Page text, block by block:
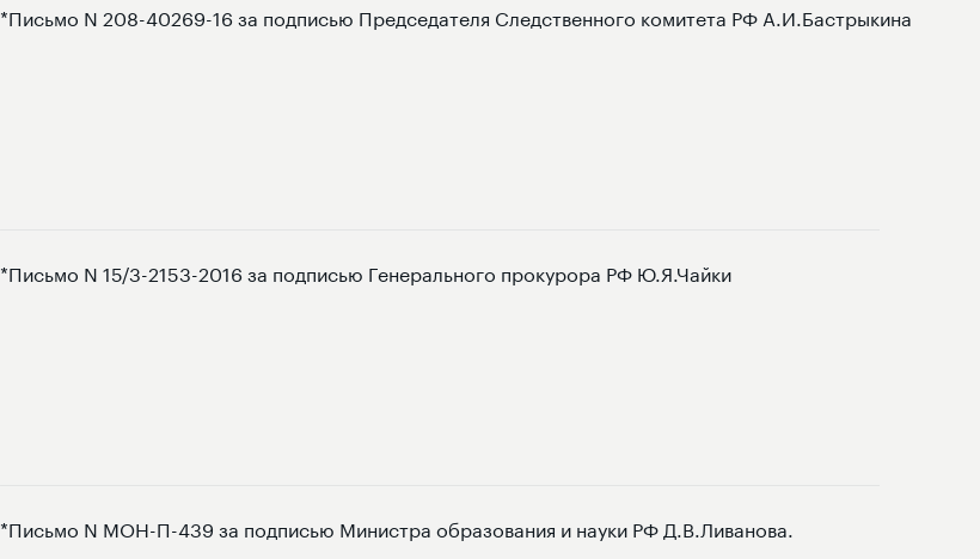
*Письмо N 208-40269-16 за подписью Председателя Следственного комитета РФ А.И.Бастрыкина
*Письмо N 15/3-2153-2016 за подписью Генерального прокурора РФ Ю.Я.Чайки
*Письмо N МОН-П-439 за подписью Министра образования и науки РФ Д.В.Ливанова.